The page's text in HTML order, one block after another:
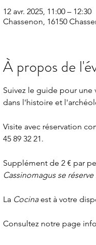
12 avr. 2025, 11:00 – 12:30
Chassenon, 16150
À propos de
Suivez le guide pour
dans l'histoire et
Visite avec réservation
45 89 32 21.
Supplément de 2 € par
Cassinomagus se
La Cocina est à votre
Consultez notre page